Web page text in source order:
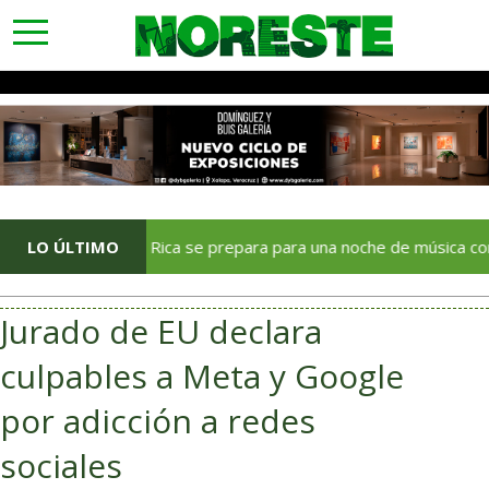
toggle
navigation
LO ÚLTIMO
Poza Rica se prepara para una noche de música con La
Jurado de EU declara
culpables a Meta y Google
por adicción a redes
sociales